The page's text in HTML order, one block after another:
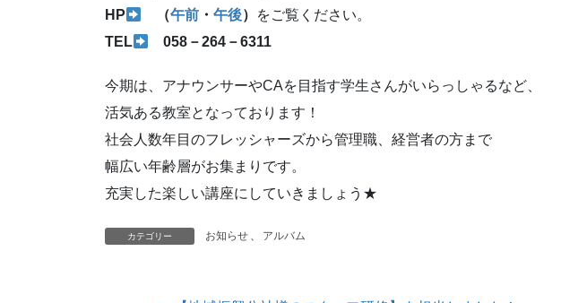
HP
（午前 ・午後）
をご覧ください。
TEL
058－264－6311
今期は、アナウンサーやCAを目指す学生さんがいらっしゃるなど、
活気ある教室となっております！
社会人数年目のフレッシャーズから管理職、経営者の方まで
幅広い年齢層がお集まりです。
充実した楽しい講座にしていきましょう★
カテゴリー お知らせ アルバム